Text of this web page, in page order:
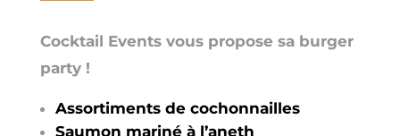
Cocktail Events vous propose sa burger
party !
Assortiments de cochonnailles
Saumon mariné à l’aneth